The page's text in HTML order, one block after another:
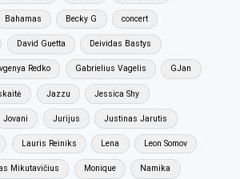
Bahamas Becky G concert
David Guetta Deividas Bastys
Redko Gabrielius Vagelis GJan
Jazzu Jessica Shy
Jovani Jurijus Justinas Jarutis
Lauris Reiniks Lena Leon Somov
Mikutavičius Monique Namika